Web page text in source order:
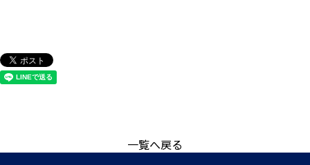
一覧へ戻る